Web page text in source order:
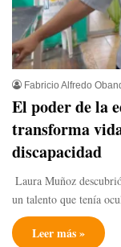
Fabricio Alfredo
​El poder de la
transforma
discapacidad
Laura Muñoz
un talento que tenía
Leer más »